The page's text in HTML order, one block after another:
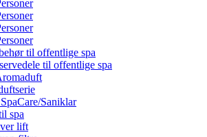
til offentlige spa
til offentlige spa
Saniklar
spa
lift